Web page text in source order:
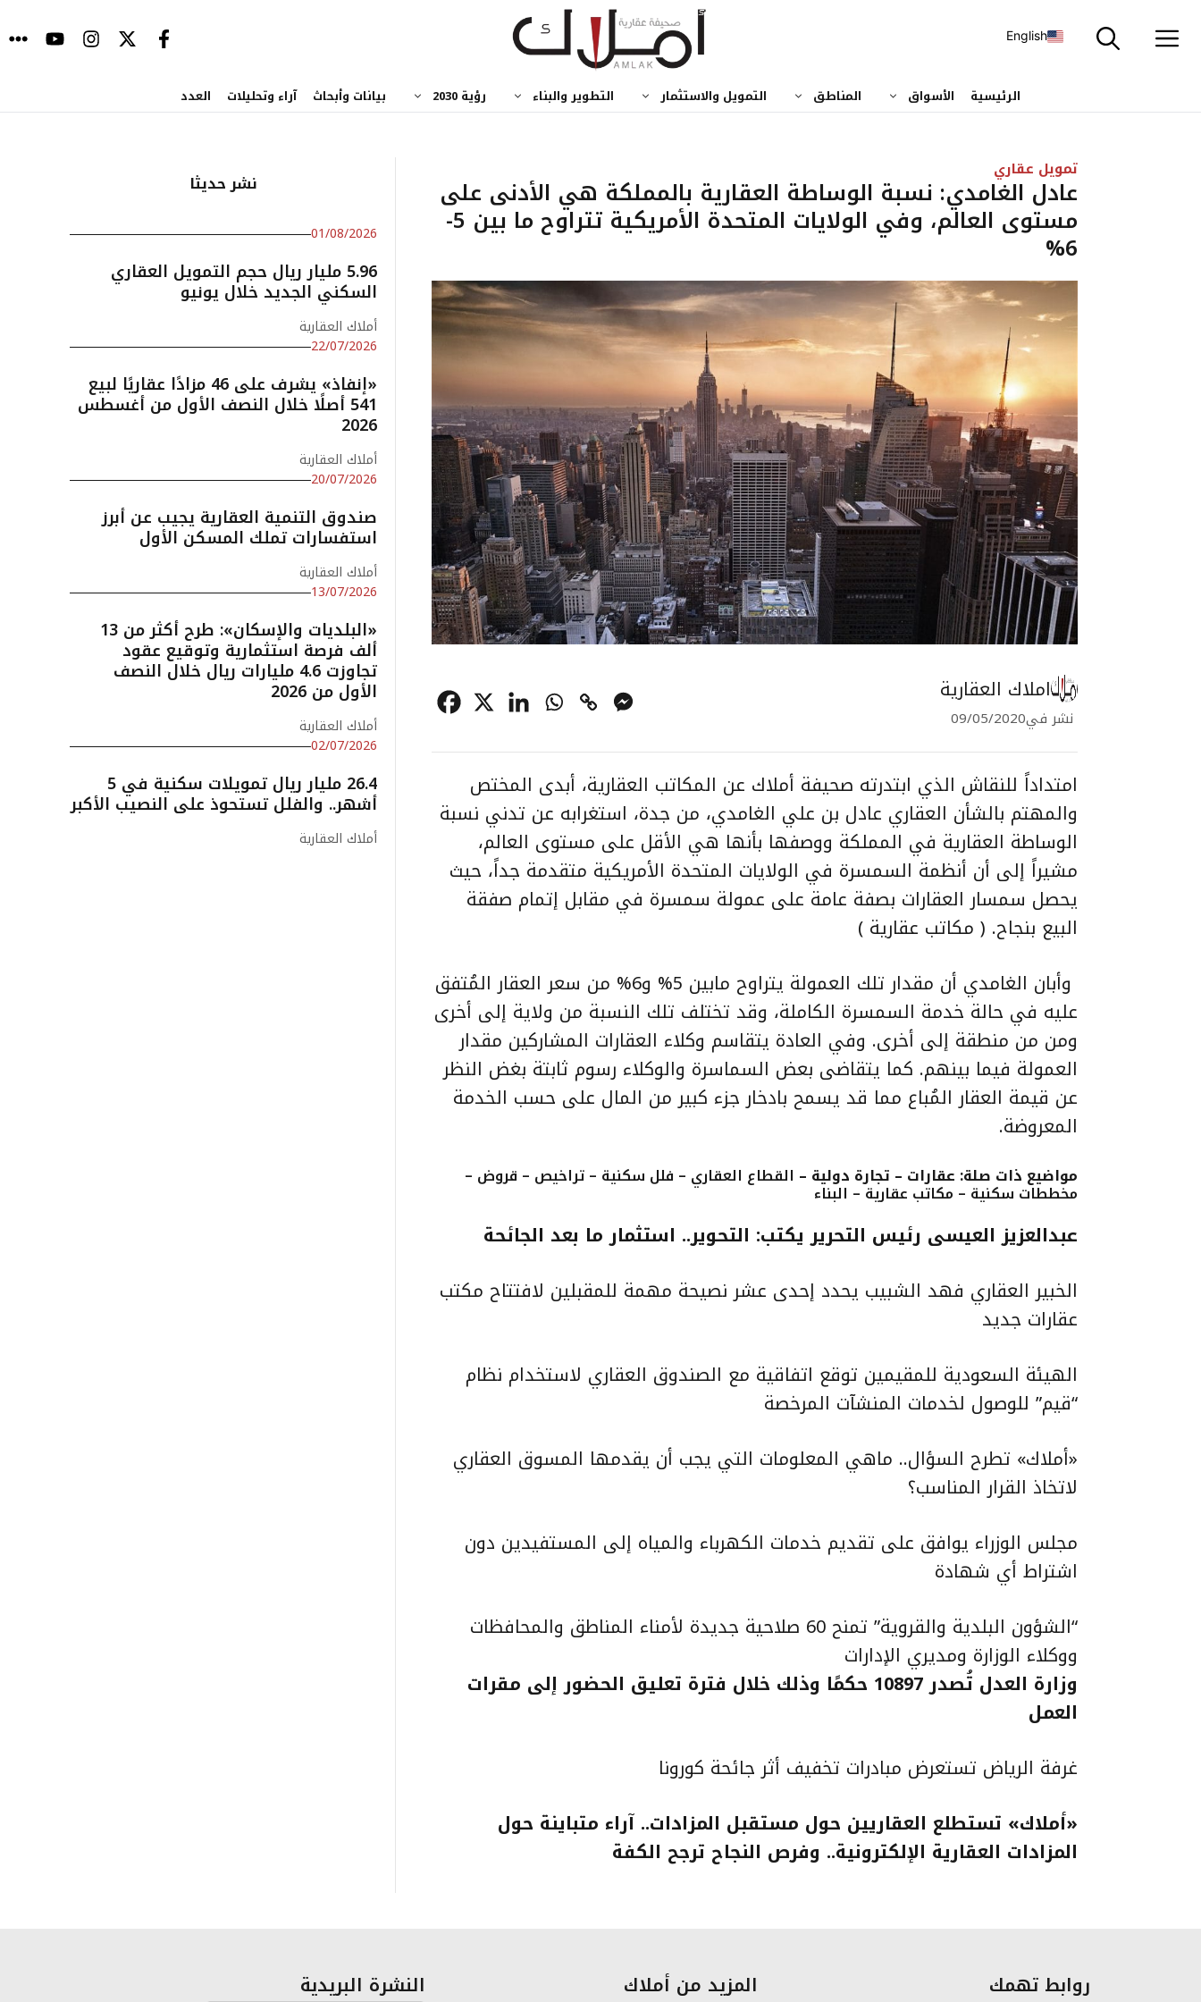
إلى
English
الرئيسية الأسواق المناطق التمويل والاستثمار التطوير والبناء رؤية 2030 بيانات وأبحاث آراء وتحليلات العدد
تمويل عقاري
عادل الغامدي: نسبة الوساطة العقارية بالمملكة هي الأدنى على
مستوى العالم، وفي الولايات المتحدة الأمريكية تتراوح ما بين 5-
6%
املاك العقارية
نشر في09/05/2020
امتداداً للنقاش الذي ابتدرته صحيفة أملاك عن المكاتب العقارية، أبدى المختص
والمهتم بالشأن العقاري عادل بن علي الغامدي، من جدة، استغرابه عن تدني نسبة
الوساطة العقارية في المملكة ووصفها بأنها هي الأقل على مستوى العالم،
مشيراً إلى أن أنظمة السمسرة في الولايات المتحدة الأمريكية متقدمة جداً، حيث
يحصل سمسار العقارات بصفة عامة على عمولة سمسرة في مقابل إتمام صفقة
البيع بنجاح. ( مكاتب عقارية )
وأبان الغامدي أن مقدار تلك العمولة يتراوح مابين 5% و6% من سعر العقار المُتفق
عليه في حالة خدمة السمسرة الكاملة، وقد تختلف تلك النسبة من ولاية إلى أخرى
ومن من منطقة إلى أخرى. وفي العادة يتقاسم وكلاء العقارات المشاركين مقدار
العمولة فيما بينهم. كما يتقاضى بعض السماسرة والوكلاء رسوم ثابتة بغض النظر
عن قيمة العقار المُباع مما قد يسمح بادخار جزء كبير من المال على حسب الخدمة
المعروضة.
مواضيع ذات صلة: عقارات – تجارة دولية – القطاع العقاري – فلل سكنية – تراخيص – قروض –
مخططات سكنية – مكاتب عقارية – البناء
عبدالعزيز العيسى رئيس التحرير يكتب: التحوير.. استثمار ما بعد الجائحة
الخبير العقاري فهد الشبيب يحدد إحدى عشر نصيحة مهمة للمقبلين لافتتاح مكتب
عقارات جديد
الهيئة السعودية للمقيمين توقع اتفاقية مع الصندوق العقاري لاستخدام نظام
“قيم” للوصول لخدمات المنشآت المرخصة
«أملاك» تطرح السؤال.. ماهي المعلومات التي يجب أن يقدمها المسوق العقاري
لاتخاذ القرار المناسب؟
مجلس الوزراء يوافق على تقديم خدمات الكهرباء والمياه إلى المستفيدين دون
اشتراط أي شهادة
“الشؤون البلدية والقروية” تمنح 60 صلاحية جديدة لأمناء المناطق والمحافظات
ووكلاء الوزارة ومديري الإدارات
وزارة العدل تُصدر 10897 حكمًا وذلك خلال فترة تعليق الحضور إلى مقرات
العمل
غرفة الرياض تستعرض مبادرات تخفيف أثر جائحة كورونا
«أملاك» تستطلع العقاريين حول مستقبل المزادات.. آراء متباينة حول
المزادات العقارية الإلكترونية.. وفرص النجاح ترجح الكفة
نشر حديثا
01/08/2026
5.96 مليار ريال حجم التمويل العقاري
السكني الجديد خلال يونيو
أملاك العقارية
22/07/2026
«إنفاذ» يشرف على 46 مزادًا عقاريًا لبيع
541 أصلًا خلال النصف الأول من أغسطس
2026
أملاك العقارية
20/07/2026
صندوق التنمية العقارية يجيب عن أبرز
استفسارات تملك المسكن الأول
أملاك العقارية
13/07/2026
«البلديات والإسكان»: طرح أكثر من 13
ألف فرصة استثمارية وتوقيع عقود
تجاوزت 4.6 مليارات ريال خلال النصف
الأول من 2026
أملاك العقارية
02/07/2026
26.4 مليار ريال تمويلات سكنية في 5
أشهر.. والفلل تستحوذ على النصيب الأكبر
أملاك العقارية
روابط تهمك المزيد من أملاك النشرة البريدية